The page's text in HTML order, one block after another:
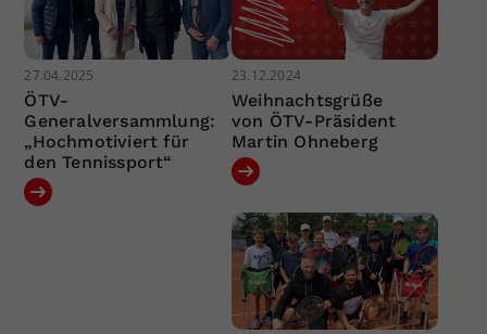
27.04.2025
ÖTV-
Generalversammlung:
„Hochmotiviert für
den Tennissport“
23.12.2024
Weihnachtsgrüße
von ÖTV-Präsident
Martin Ohneberg